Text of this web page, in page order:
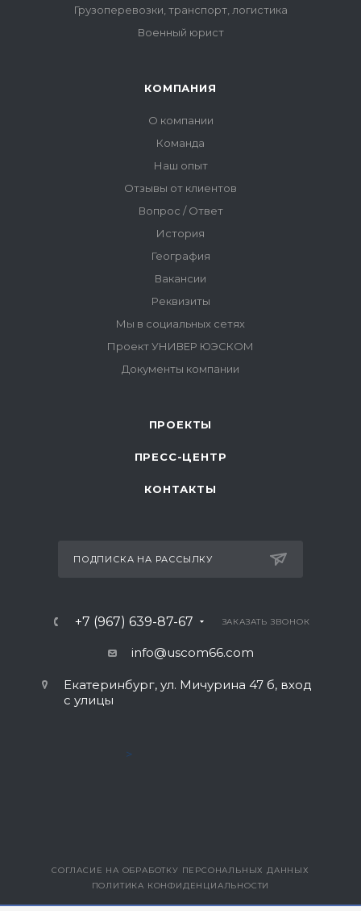
ПРОЕКТЫ
ПРЕСС-ЦЕНТР
КОНТАКТЫ
ПОДПИСКА НА РАССЫЛКУ
+7 (967) 639-87-67 ЗАКАЗАТЬ ЗВОНОК
info@uscom66.com
Екатеринбург, ул. Мичурина 47 б, вход
с улицы
>
СОГЛАСИЕ НА ОБРАБОТКУ ПЕРСОНАЛЬНЫХ ДАННЫХ
ПОЛИТИКА КОНФИДЕНЦИАЛЬНОСТИ